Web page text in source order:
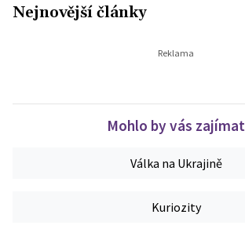
Nejnovější články
Mohlo by vás zajímat
Válka na Ukrajině
Kuriozity